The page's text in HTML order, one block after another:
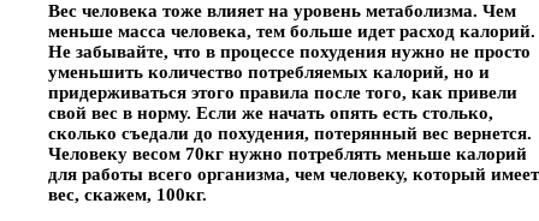
Вес человека тоже влияет на уровень метаболизма. Чем
меньше масса человека, тем больше идет расход калорий.
Не забывайте, что в процессе похудения нужно не просто
уменьшить количество потребляемых калорий, но и
придерживаться этого правила после того, как привели
свой вес в норму. Если же начать опять есть столько,
сколько съедали до похудения, потерянный вес вернется.
Человеку весом 70кг нужно потреблять меньше калорий
для работы всего организма, чем человеку, который имеет
вес, скажем, 100кг.